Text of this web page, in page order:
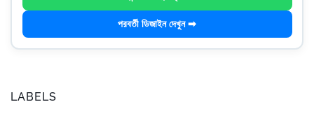
পরবর্তী ডিজাইন দেখুন ➡
LABELS